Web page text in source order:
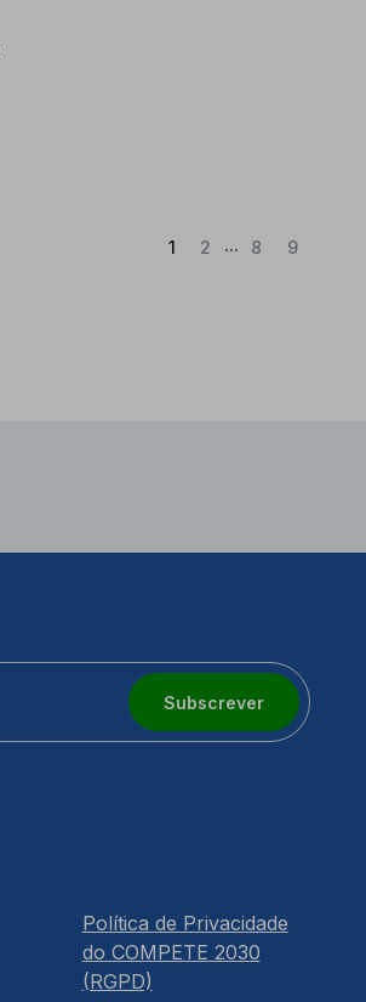
1(Atual)
2 ... 8 9
Subscrever
Política de Privacidade
do COMPETE 2030
(RGPD)